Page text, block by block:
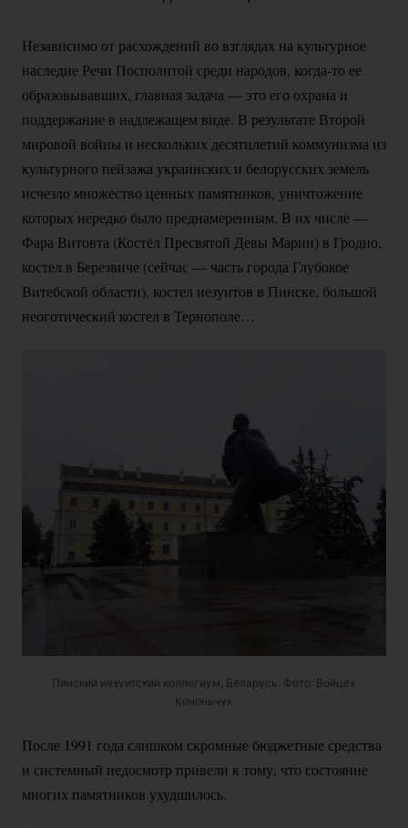
Независимо от расхождений во взглядах на культурное
наследие Речи Посполитой среди народов, когда-то ее
образовывавших, главная задача — это его охрана и
поддержание в надлежащем виде. В результате Второй
мировой войны и нескольких десятилетий коммунизма из
культурного пейзажа украинских и белорусских земель
исчезло множество ценных памятников, уничтожение
которых нередко было преднамеренным. В их числе —
Фара Витовта (Костёл Пресвятой Девы Марии) в Гродно,
костел в Березвиче (сейчас — часть города Глубокое
Витебской области), костел иезуитов в Пинске, большой
неоготический костел в Тернополе…
Пинский иезуитский коллегиум, Беларусь. Фото: Войцех
Кононьчук
После 1991 года слишком скромные бюджетные средства
и системный недосмотр привели к тому, что состояние
многих памятников ухудшилось.